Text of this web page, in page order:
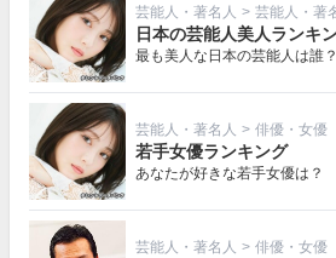
芸能人・著名人 > 芸能人・著
日本の芸能人美人ランキ
最も美人な日本の芸能人は誰？
芸能人・著名人 > 俳優・女優
若手女優ランキング
あなたが好きな若手女優は？
芸能人・著名人 > 俳優・女優